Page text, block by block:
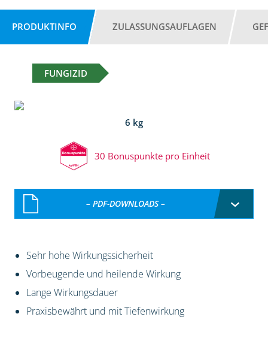
PRODUKTINFO ZULASSUNGSAUFLAGEN
FUNGIZID
6 kg
30 Bonuspunkte pro Einheit
– PDF-DOWNLOADS –
Sehr hohe Wirkungssicherheit
Vorbeugende und heilende Wirkung
Lange Wirkungsdauer
Praxisbewährt und mit Tiefenwirkung